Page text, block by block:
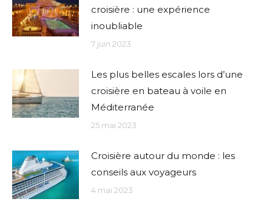
croisière : une expérience
inoubliable
7 juin 2023
Les plus belles escales lors d’une
croisière en bateau à voile en
Méditerranée
25 mai 2023
Croisière autour du monde : les
conseils aux voyageurs
4 mai 2023